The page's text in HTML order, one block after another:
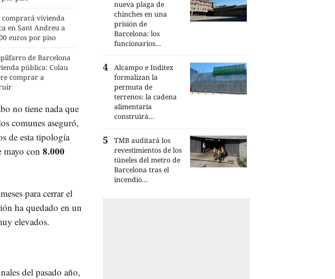
comprará vivienda
en Sant Andreu a
euros por piso
de Barcelona
pública: Colau
comprar a
no tiene nada que
comunes aseguró,
de esta tipología
con 8.000
para cerrar el
ha quedado en un
elevados.
del pasado año,
nueva plaga de
chinches en una
prisión de
Barcelona: los
funcionarios...
Alcampo e Inditex
formalizan la
permuta de
terrenos: la cadena
alimentaria
construirá...
TMB auditará los
revestimientos de los
túneles del metro de
Barcelona tras el
incendio...